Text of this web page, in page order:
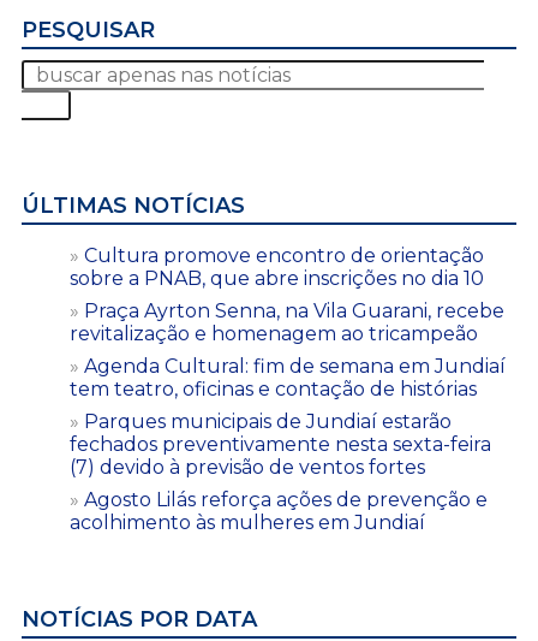
PESQUISAR
ÚLTIMAS NOTÍCIAS
Cultura promove encontro de orientação
sobre a PNAB, que abre inscrições no dia 10
Praça Ayrton Senna, na Vila Guarani, recebe
revitalização e homenagem ao tricampeão
Agenda Cultural: fim de semana em Jundiaí
tem teatro, oficinas e contação de histórias
Parques municipais de Jundiaí estarão
fechados preventivamente nesta sexta-feira
(7) devido à previsão de ventos fortes
Agosto Lilás reforça ações de prevenção e
acolhimento às mulheres em Jundiaí
NOTÍCIAS POR DATA